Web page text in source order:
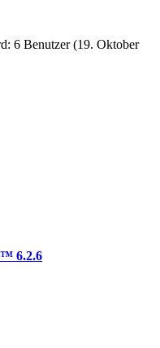
6 Benutzer (19. Oktober
6.2.6